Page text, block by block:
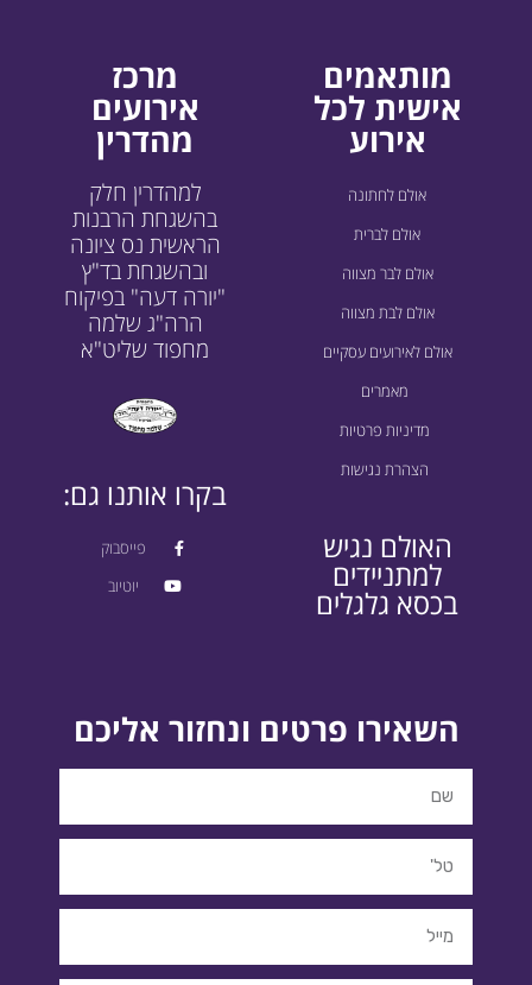
מותאמים
אישית לכל
אירוע
אולם לחתונה
אולם לברית
אולם לבר מצווה
אולם לבת מצווה
אולם לאירועים עסקיים
מאמרים
מדיניות פרטיות
הצהרת נגישות
האולם נגיש
למתניידים
בכסא גלגלים
מרכז
אירועים
מהדרין
למהדרין חלק
בהשגחת הרבנות
הראשית נס ציונה
ובהשגחת בד"ץ
"יורה דעה" בפיקוח
הרה"ג שלמה
מחפוד שליט"א
בקרו אותנו גם:
פייסבוק
יוטיוב
השאירו פרטים ונחזור אליכם